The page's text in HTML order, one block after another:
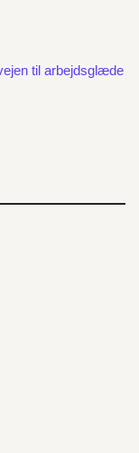
til arbejdsglæde